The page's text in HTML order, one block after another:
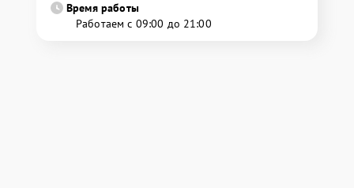
Время работы
Работаем с 09:00 до 21:00